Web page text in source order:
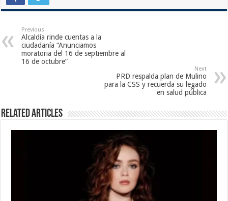
Previous
Alcaldía rinde cuentas a la
ciudadanía “Anunciamos
moratoria del 16 de septiembre al
16 de octubre”
Next
PRD respalda plan de Mulino
para la CSS y recuerda su legado
en salud pública
Related Articles